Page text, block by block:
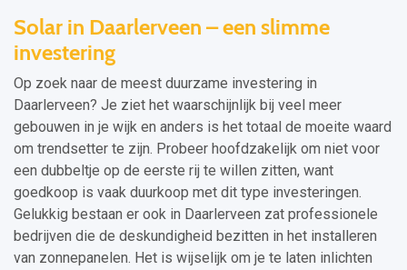
Solar in Daarlerveen – een slimme
investering
Op zoek naar de meest duurzame investering in
Daarlerveen? Je ziet het waarschijnlijk bij veel meer
gebouwen in je wijk en anders is het totaal de moeite waard
om trendsetter te zijn. Probeer hoofdzakelijk om niet voor
een dubbeltje op de eerste rij te willen zitten, want
goedkoop is vaak duurkoop met dit type investeringen.
Gelukkig bestaan er ook in Daarlerveen zat professionele
bedrijven die de deskundigheid bezitten in het installeren
van zonnepanelen. Het is wijselijk om je te laten inlichten